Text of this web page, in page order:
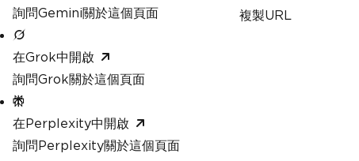
詢問Gemini關於這個頁面
在Grok中開啟
詢問Grok關於這個頁面
在Perplexity中開啟
詢問Perplexity關於這個頁面
複製URL